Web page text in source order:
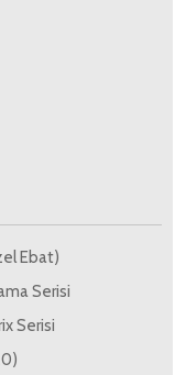
Ebat)
Serisi
Serisi